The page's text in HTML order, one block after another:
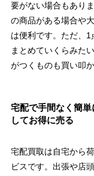
要がない場合もあり
の商品がある場合や
は便利です。ただ、1
まとめていくらみた
がつくものも買い叩
宅配で手間なく簡
してお得に売る
宅配買取は自宅から
ビスです。出張や店